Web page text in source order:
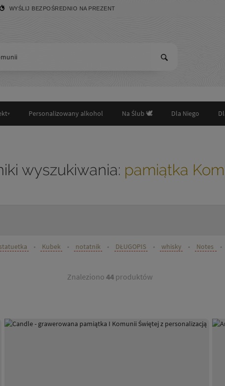
WYŚLIJ BEZPOŚREDNIO NA PREZENT
Personalizowany alkohol Na Ślub 🕊️ Dla Niego
wyszukiwania: pamiątka
statuetka • Kubek • notatnik • DŁUGOPIS • whisky • Notes •
Znaleziono44 produktów